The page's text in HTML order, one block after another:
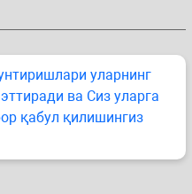
уларнинг
ва Сиз уларга
қабул қилишингиз